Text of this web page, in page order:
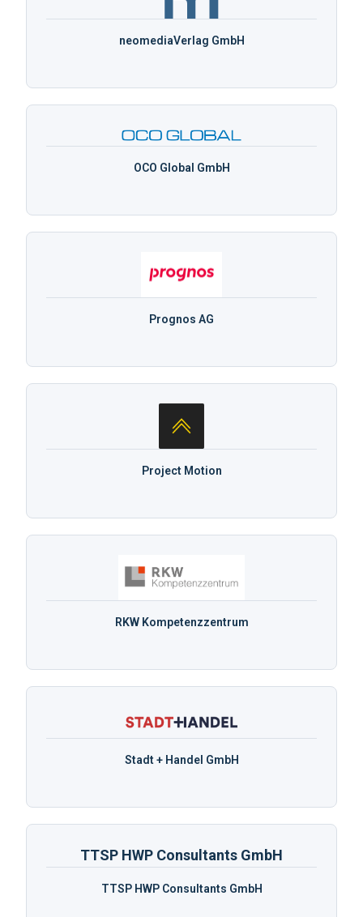
neomediaVerlag GmbH
OCO Global GmbH
Prognos AG
Project Motion
RKW Kompetenzzentrum
Stadt + Handel GmbH
TTSP HWP Consultants GmbH
TTSP HWP Consultants GmbH